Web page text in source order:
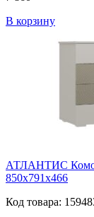
В корзину
АТЛАНТИС
850х791х466
Код товара: